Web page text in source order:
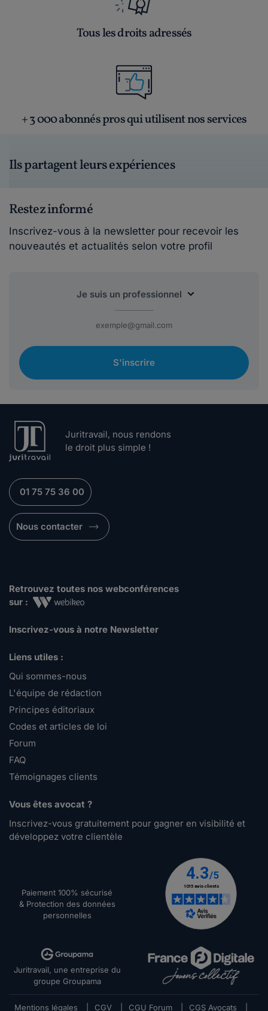
Tous les droits adressés
+ 3 000 abonnés pros qui utilisent nos services
Ils partagent leurs expériences
Restez informé
Inscrivez-vous à la newsletter pour recevoir les
nouveautés et actualités selon votre profil
S'inscrire
Juritravail, nous rendons
le droit plus simple !
01 75 75 36 00
Nous contacter
Retrouvez toutes nos webconférences
sur :
Inscrivez-vous à notre Newsletter
Liens utiles :
Qui sommes-nous
L'équipe de rédaction
Principes éditoriaux
Codes et articles de loi
Forum
FAQ
Témoignages clients
Vous êtes avocat ?
Inscrivez-vous gratuitement pour gagner en visibilité et
développez votre clientèle
Paiement 100% sécurisé
& Protection des données
personnelles
Juritravail, une entreprise du
groupe Groupama
Mentions légales CGV CGU Forum CGS Avocats